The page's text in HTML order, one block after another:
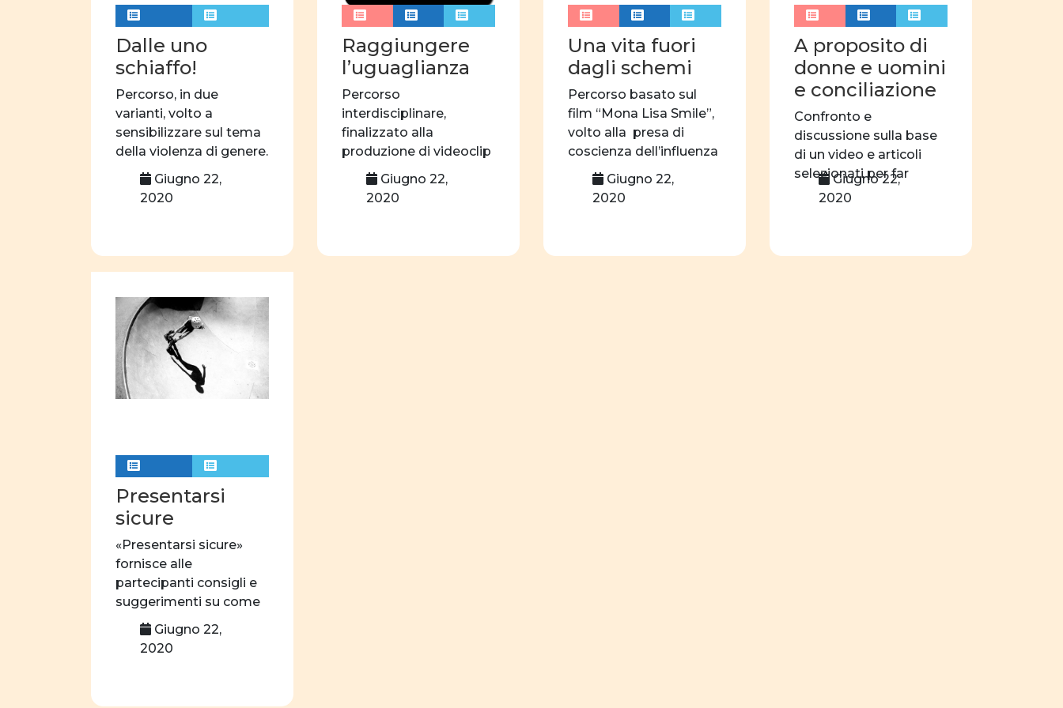
linguaggio
associazioni
sport
autrici
edizioni
Formazione
webinar
videogioco
identità di genere
Dalle uno
schiaffo!
Percorso, in due
varianti, volto a
sensibilizzare sul tema
della violenza di genere.
Attraverso l’analisi […]
Giugno 22,
2020
Raggiungere
l’uguaglianza
Percorso
interdisciplinare,
finalizzato alla
produzione di videoclip
sul tema delle pari
opportunità.
Giugno 22,
2020
Una vita fuori
dagli schemi
Percorso basato sul
film “Mona Lisa Smile”,
volto alla presa di
coscienza dell’influenza
del contesto […]
Giugno 22,
2020
A proposito di
donne e uomini
e conciliazione
Confronto e
discussione sulla base
di un video e articoli
selezionati per far
emergere come […]
Giugno 22,
2020
Presentarsi
sicure
«Presentarsi sicure»
fornisce alle
partecipanti consigli e
suggerimenti su come
comportarsi per essere
considerate come […]
Giugno 22,
2020